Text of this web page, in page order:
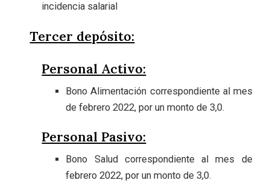
incidencia salarial
Tercer depósito:
Personal Activo:
Bono Alimentación correspondiente al mes
de febrero 2022, por un monto de 3,0.
Personal Pasivo:
Bono Salud correspondiente al mes de
febrero 2022, por un monto de 3,0.